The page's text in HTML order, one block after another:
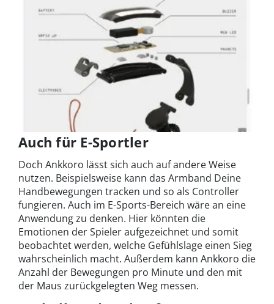
Auch für E-Sportler
Doch Ankkoro lässt sich auch auf andere Weise
nutzen. Beispielsweise kann das Armband Deine
Handbewegungen tracken und so als Controller
fungieren. Auch im E-Sports-Bereich wäre an eine
Anwendung zu denken. Hier könnten die
Emotionen der Spieler aufgezeichnet und somit
beobachtet werden, welche Gefühlslage einen Sieg
wahrscheinlich macht. Außerdem kann Ankkoro die
Anzahl der Bewegungen pro Minute und den mit
der Maus zurückgelegten Weg messen.